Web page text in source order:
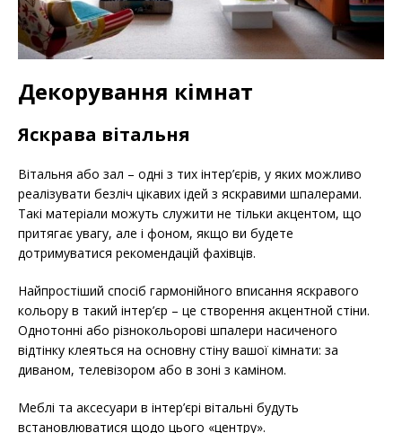
Декорування кімнат
Яскрава вітальня
Вітальня або зал – одні з тих інтер’єрів, у яких можливо
реалізувати безліч цікавих ідей з яскравими шпалерами.
Такі матеріали можуть служити не тільки акцентом, що
притягає увагу, але і фоном, якщо ви будете
дотримуватися рекомендацій фахівців.
Найпростіший спосіб гармонійного вписання яскравого
кольору в такий інтер’єр – це створення акцентной стіни.
Однотонні або різнокольорові шпалери насиченого
відтінку клеяться на основну стіну вашої кімнати: за
диваном, телевізором або в зоні з каміном.
Меблі та аксесуари в інтер’єрі вітальні будуть
встановлюватися щодо цього «центру».